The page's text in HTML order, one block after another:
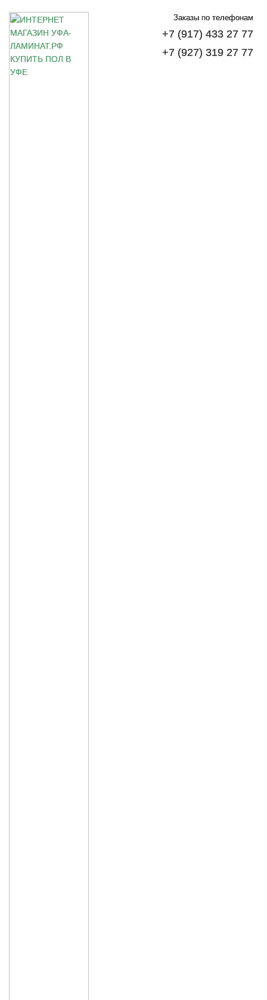
Заказы по телефонам
+7 (917) 433 27 77
+7 (927) 319 27 77